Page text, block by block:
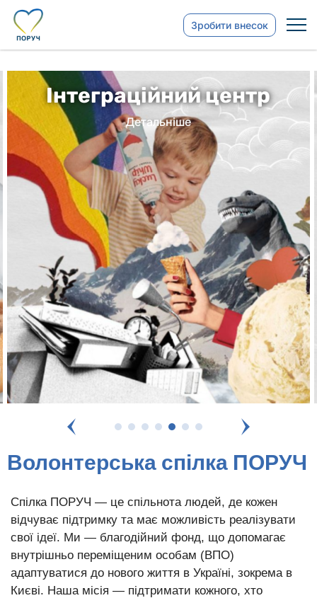
Зробити внесок
Мерч
Детальніше
Волонтерська спілка ПОРУЧ
Спілка ПОРУЧ — це спільнота людей, де кожен
відчуває підтримку та має можливість реалізувати
свої ідеї. Ми — благодійний фонд, що допомагає
внутрішньо переміщеним особам (ВПО)
адаптуватися до нового життя в Україні, зокрема в
Києві. Наша місія — підтримати кожного, хто